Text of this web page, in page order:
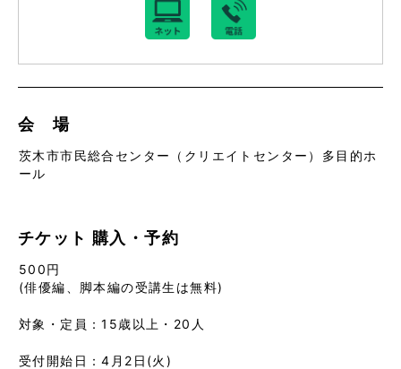
会 場
茨木市市民総合センター（クリエイトセンター）多目的ホ
ール
チケット 購入・予約
500円
(俳優編、脚本編の受講生は無料)
対象・定員：15歳以上・20人
受付開始日：4月2日(火)